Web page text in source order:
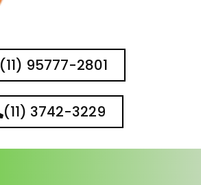
(11) 95777-2801
(11) 3742-3229